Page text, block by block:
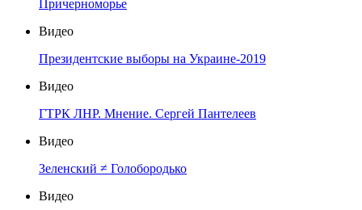
Причерноморье
Видео
Президентские выборы на Украине-2019
Видео
ГТРК ЛНР. Мнение. Сергей Пантелеев
Видео
Зеленский ≠ Голобородько
Видео